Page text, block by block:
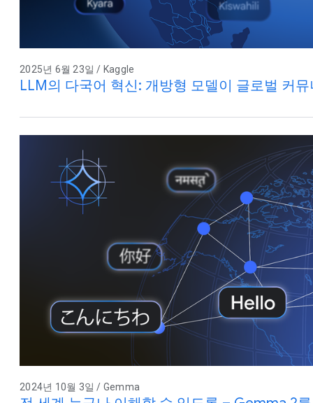
2025년 6월 23일 / Kaggle
LLM의 다국어 혁신: 개방형 모델이 글로벌 커
2024년 10월 3일 / Gemma